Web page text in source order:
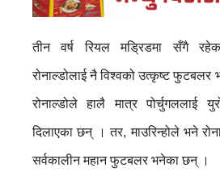
तीन वर्ष रियल मड्रिडमा सँगै
रोनाल्डोलाई नै विश्वको उत्कृष्ट
रोनाल्डोले हालै मात्र पोर्चुगललाई
दिलाएका छन् । तर, माउरिन्होले भने
सर्वकालीन महान फुटबलर भनेका छन् ।